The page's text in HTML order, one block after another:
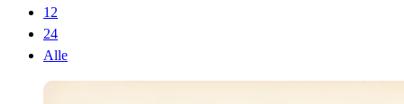
12
24
Alle